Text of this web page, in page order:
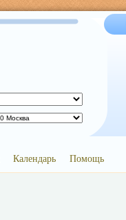
Календарь Помощь